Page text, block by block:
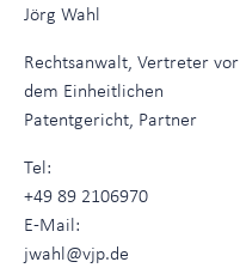
Jörg Wahl
Rechtsanwalt, Vertreter vor
dem Einheitlichen
Patentgericht, Partner
Tel:
+49 89 2106970
E-Mail:
jwahl@vjp.de